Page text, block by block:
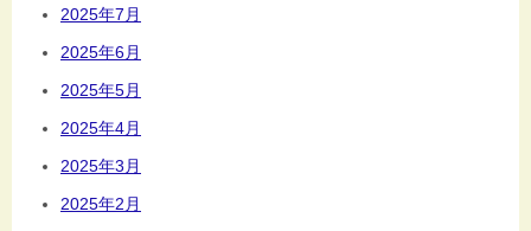
2025年7月
2025年6月
2025年5月
2025年4月
2025年3月
2025年2月